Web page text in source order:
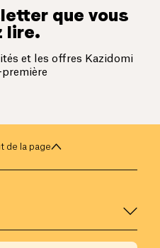
que vous
lire.
et les offres Kazidomi
de la page